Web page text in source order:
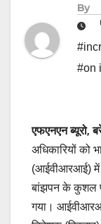
By
#on
एफएनएन ब्यूरो,
अधिकारियों को
(आईवीआरआई) में
बांझपन के कुशल
गया।